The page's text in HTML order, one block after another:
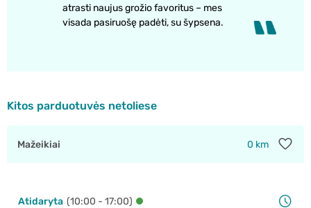
atrasti naujus grožio favoritus – mes
visada pasiruošę padėti, su šypsena.
Kitos parduotuvės netoliese
Mažeikiai 0 km
Atidaryta (10:00 - 17:00)